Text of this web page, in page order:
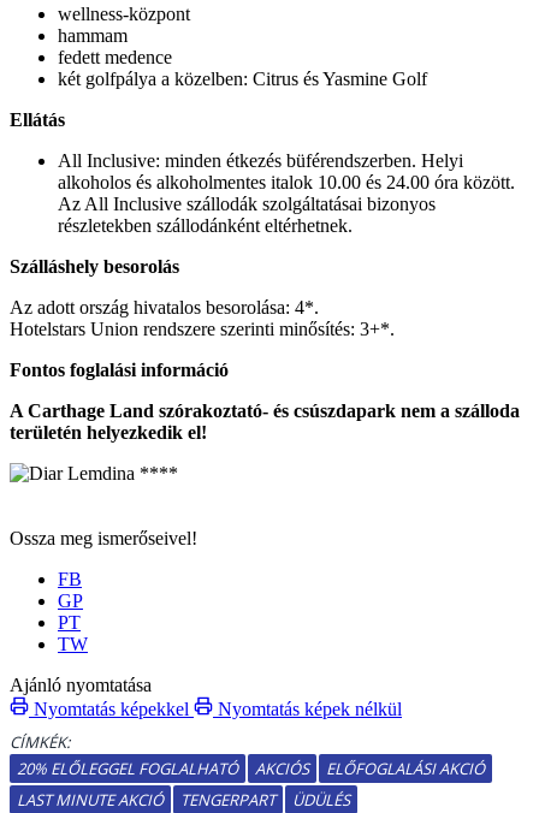
wellness-központ
hammam
fedett medence
két golfpálya a közelben: Citrus és Yasmine Golf
Ellátás
All Inclusive: minden étkezés büférendszerben. Helyi
alkoholos és alkoholmentes italok 10.00 és 24.00 óra között.
Az All Inclusive szállodák szolgáltatásai bizonyos
részletekben szállodánként eltérhetnek.
Szálláshely besorolás
Az adott ország hivatalos besorolása: 4*.
Hotelstars Union rendszere szerinti minősítés: 3+*.
Fontos foglalási információ
A Carthage Land szórakoztató- és csúszdapark nem a szálloda
területén helyezkedik el!
Ossza meg ismerőseivel!
FB
GP
PT
TW
Ajánló nyomtatása
Nyomtatás képekkel
Nyomtatás képek nélkül
CÍMKÉK:
20% ELŐLEGGEL FOGLALHATÓ
AKCIÓS
ELŐFOGLALÁSI AKCIÓ
LAST MINUTE AKCIÓ
TENGERPART ÜDÜLÉS